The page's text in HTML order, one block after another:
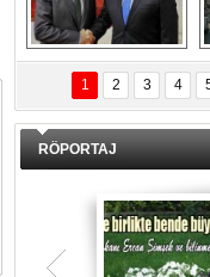
DAL İÇERİ ZÜBÜK!
1 2 3 4
RÖPORTAJ